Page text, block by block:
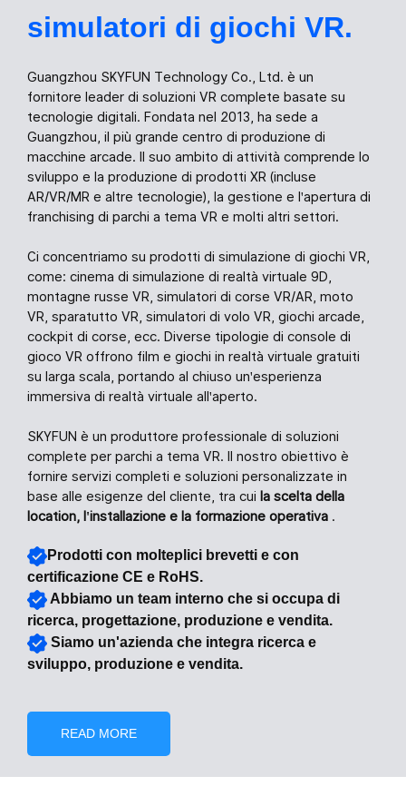
simulatori di giochi VR.
Guangzhou SKYFUN Technology Co., Ltd. è un
fornitore leader di soluzioni VR complete basate su
tecnologie digitali. Fondata nel 2013, ha sede a
Guangzhou, il più grande centro di produzione di
macchine arcade. Il suo ambito di attività comprende lo
sviluppo e la produzione di prodotti XR (incluse
AR/VR/MR e altre tecnologie), la gestione e l'apertura di
franchising di parchi a tema VR e molti altri settori.
Ci concentriamo su prodotti di simulazione di giochi VR,
come: cinema di simulazione di realtà virtuale 9D,
montagne russe VR, simulatori di corse VR/AR, moto
VR, sparatutto VR, simulatori di volo VR, giochi arcade,
cockpit di corse, ecc. Diverse tipologie di console di
gioco VR offrono film e giochi in realtà virtuale gratuiti
su larga scala, portando al chiuso un'esperienza
immersiva di realtà virtuale all'aperto.
SKYFUN è un produttore professionale di soluzioni
complete per parchi a tema VR. Il nostro obiettivo è
fornire servizi completi e soluzioni personalizzate in
base alle esigenze del cliente, tra cui la scelta della
location, l'installazione e la formazione operativa .
Prodotti con molteplici brevetti e con
certificazione CE e RoHS.
Abbiamo un team interno che si occupa di
ricerca, progettazione, produzione e vendita.
Siamo un'azienda che integra ricerca e
sviluppo, produzione e vendita.
READ MORE